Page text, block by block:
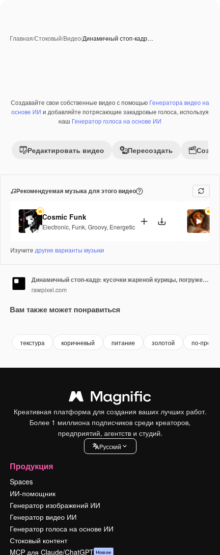
Главная/Стоковый/Видео/Динамичный стоп-кадр…
ПремиумСозданные при помощи ИИ
Создавайте свои собственные видео с помощью Генератора видео на
основе ИИ и добавляйте потрясающие закадровые голоса, используя
наш Генератор голоса на основе ИИ
Редактировать видео Пересоздать
Рекомендуемая музыка для этого видео
Cosmic Funk
Electronic, Funk, Groovy, Energetic
Изучите другие варианты музыки
Динамичный стоп-кадр: кусочки жареной курицы, погруженные в жидкость, снятые сбоку
rawpixel.com
Вам также может понравиться
текстура коричневый питание золотой по-
Креативная платформа для создания ваших лучших работ.
Более 1 миллиона подписчиков среди креаторов,
предприятий, агентств и студий.
Pусский
Продукция
Spaces
ИИ-помощник
Генератор изображений ИИ
Генератор видео ИИ
Генератор голоса на основе ИИ
Стоковый контент
MCP для Claude/ChatGPT Новое